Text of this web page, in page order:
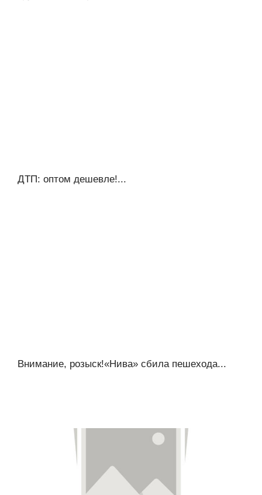
ДТП: оптом дешевле!...
Внимание, розыск!«Нива» сбила пешехода...